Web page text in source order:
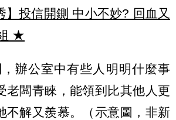
投信開鍘 中小不妙? 回血又
★
辦公室中有些人明明什麼事
老闆青睞，能領到比其他人更
不解又羨慕。（示意圖，非新